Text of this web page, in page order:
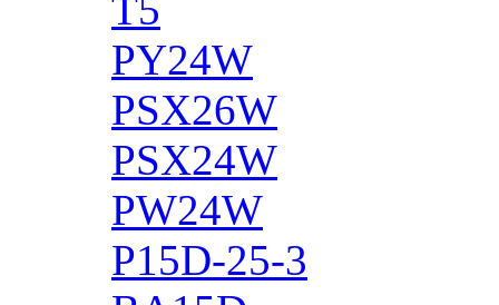
PY24W
PSX26W
PSX24W
PW24W
P15D-25-3